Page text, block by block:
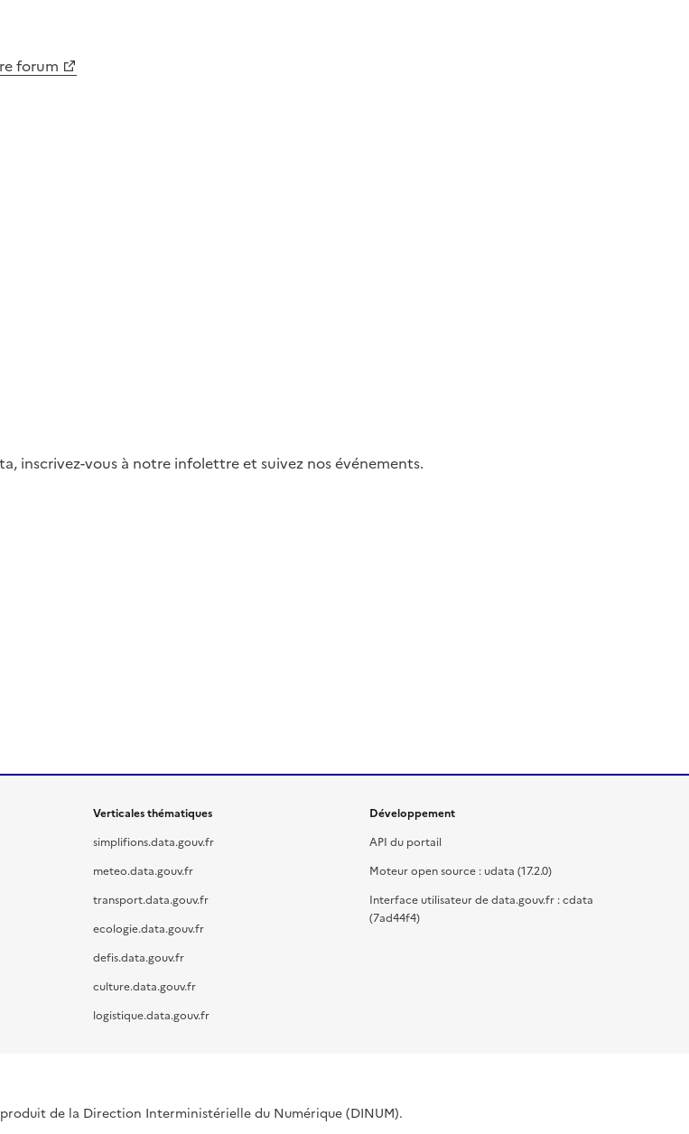
forum
inscrivez-vous à notre infolettre et suivez nos événements.
Verticales thématiques
simplifions.data.gouv.fr
meteo.data.gouv.fr
transport.data.gouv.fr
ecologie.data.gouv.fr
defis.data.gouv.fr
culture.data.gouv.fr
logistique.data.gouv.fr
Développement
API du portail
Moteur open source : udata (17.2.0)
Interface utilisateur de data.gouv.fr : cdata
(7ad44f4)
de la Direction Interministérielle du Numérique (DINUM).